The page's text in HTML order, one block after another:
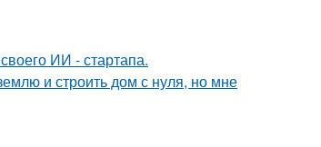
ИИ - стартапа.
и строить дом с нуля, но мне